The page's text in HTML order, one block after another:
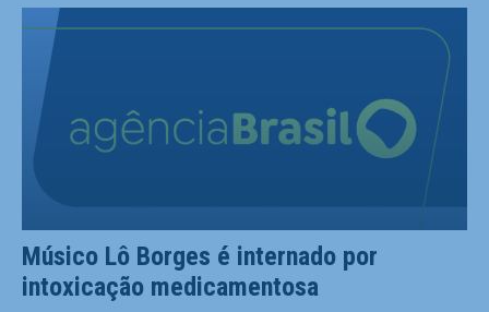
Músico Lô Borges é internado por
intoxicação medicamentosa